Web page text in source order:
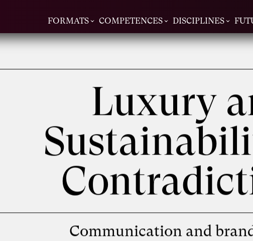
FORMATS COMPETENCES DISCIPLINES
Luxury
Communication and